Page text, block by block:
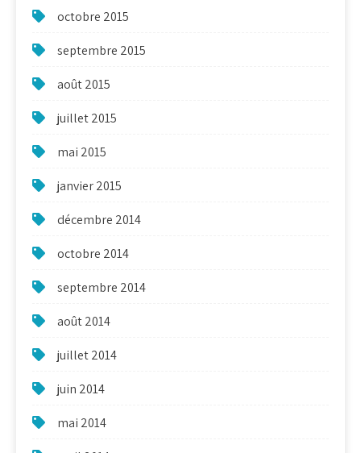
octobre 2015
septembre 2015
août 2015
juillet 2015
mai 2015
janvier 2015
décembre 2014
octobre 2014
septembre 2014
août 2014
juillet 2014
juin 2014
mai 2014